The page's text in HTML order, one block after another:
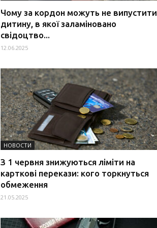
Чому за кордон можуть не випустити
дитину, в якої заламіновано
свідоцтво...
12.06.2025
НОВОСТИ
З 1 червня знижуються ліміти на
карткові перекази: кого торкнуться
обмеження
21.05.2025